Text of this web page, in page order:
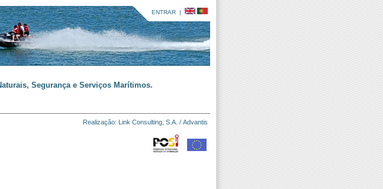
ENTRAR |
Segurança e Serviços Marítimos.
Realização: Link Consulting, S.A. / Advantis